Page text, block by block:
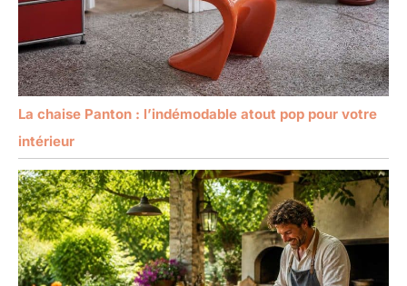
La chaise Panton : l’indémodable atout pop pour votre
intérieur